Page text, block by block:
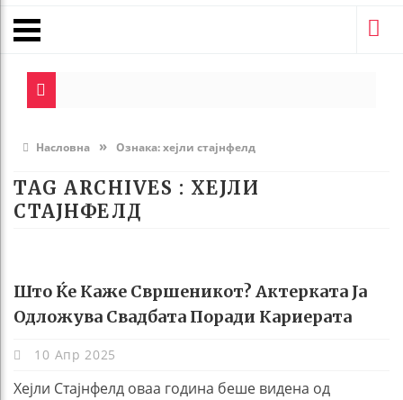
Насловна » Ознака:хејли стајнфелд
TAG ARCHIVES : ХЕЈЛИ
СТАЈНФЕЛД
Што Ќе Каже Свршеникот? Актерката Ја
Одложува Свадбата Поради Кариерата
10 Апр 2025
Хејли Стајнфелд оваа година беше видена од